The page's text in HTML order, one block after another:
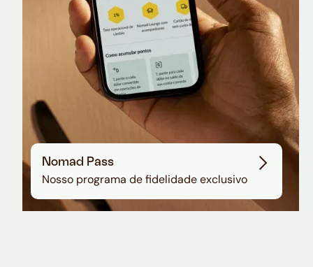
Nomad Pass
Nosso programa de fidelidade exclusivo